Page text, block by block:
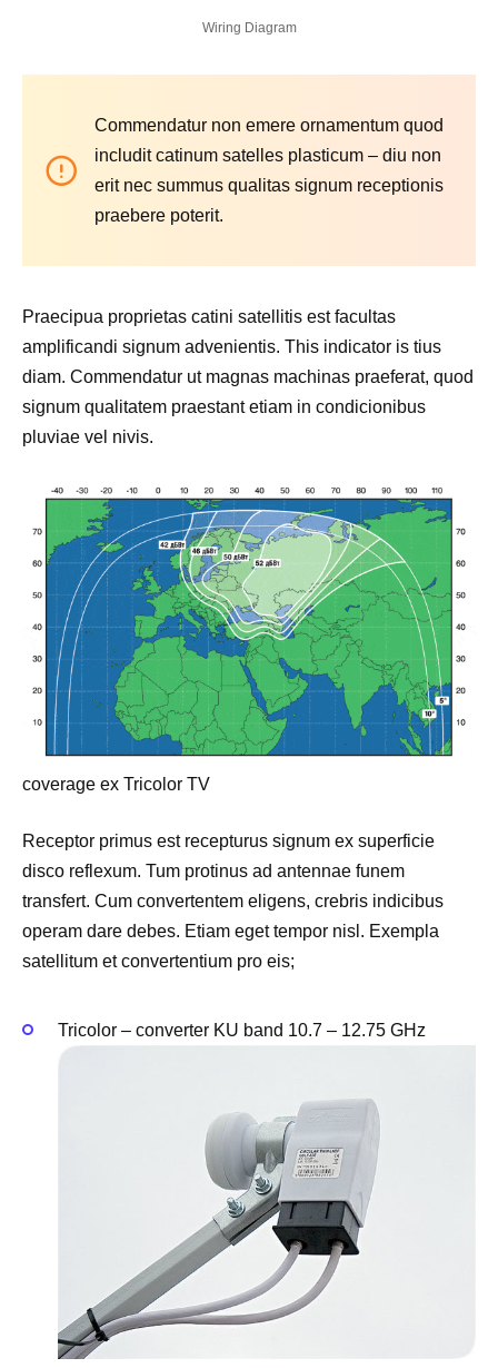
Wiring Diagram
Commendatur non emere ornamentum quod
includit catinum satelles plasticum – diu non
erit nec summus qualitas signum receptionis
praebere poterit.
Praecipua proprietas catini satellitis est facultas
amplificandi signum advenientis. This indicator is tius
diam. Commendatur ut magnas machinas praeferat, quod
signum qualitatem praestant etiam in condicionibus
pluviae vel nivis.
coverage ex Tricolor TV
Receptor primus est recepturus signum ex superficie
disco reflexum. Tum protinus ad antennae funem
transfert. Cum convertentem eligens, crebris indicibus
operam dare debes. Etiam eget tempor nisl. Exempla
satellitum et convertentium pro eis;
Tricolor – converter KU band 10.7 – 12.75 GHz